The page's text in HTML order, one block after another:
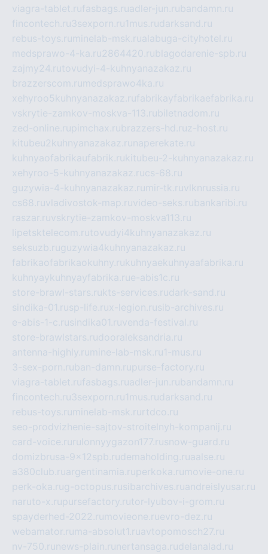
viagra-tablet.rufasbags.ruadler-jun.rubandamn.ru
fincontech.ru3sexporn.ru1mus.rudarksand.ru
rebus-toys.ru minelab-msk.rualabuga-cityhotel.ru
medsprawo-4-ka.ru2864420.rublagodarenie-spb.ru
zajmy24.rutovudyi-4-kuhnyanazakaz.ru
brazzerscom.ru medsprawo4ka.ru
xehyroo5kuhnyanazakaz.rufabrikayfabrikaefabrika.ru
vskrytie-zamkov-moskva-113.rubiletnadom.ru
zed-online.rupimchax.rubrazzers-hd.ruz-host.ru
kitubeu2kuhnyanazakaz.ru naperekate.ru
kuhnyaofabrikaufabrik.rukitubeu-2-kuhnyanazakaz.ru
xehyroo-5-kuhnyanazakaz.rucs-68.ru
guzywia-4-kuhnyanazakaz.ru mir-tk.ruvlknrussia.ru
cs68.ruvladivostok-map.ruvideo-seks.rubankaribi.ru
raszar.ruvskrytie-zamkov-moskva113.ru
lipetsktelecom.rutovudyi4kuhnyanazakaz.ru
seksuzb.ruguzywia4kuhnyanazakaz.ru
fabrikaofabrikaokuhny.rukuhnyaekuhnyaafabrika.ru
kuhnyaykuhnyayfabrika.rue-abis1c.ru
store-brawl-stars.rukts-services.rudark-sand.ru
sindika-01.rusp-life.rux-legion.rusib-archives.ru
e-abis-1-c.rusindika01.ruvenda-festival.ru
store-brawlstars.rudooraleksandria.ru
antenna-highly.ru mine-lab-msk.ru1-mus.ru
3-sex-porn.ruban-damn.rupurse-factory.ru
viagra-tablet.rufasbags.ruadler-jun.rubandamn.ru
fincontech.ru3sexporn.ru1mus.rudarksand.ru
rebus-toys.ru minelab-msk.ru rtdco.ru
seo-prodvizhenie-sajtov-stroitelnyh-kompanij.ru
card-voice.ru rulonnyygazon177.rusnow-guard.ru
domizbrusa-9x12spb.rudemaholding.ruaalse.ru
a380club.ruargentinamia.ruperkoka.ru movie-one.ru
perk-oka.rug-octopus.rusibarchives.ruandreislyusar.ru
naruto-x.rupursefactory.rutor-lyubov-i-grom.ru
spayderhed-2022.ru movieone.ruevro-dez.ru
webamator.ru ma-absolut1.ruavtopomosch27.ru
nv-750.ru news-plain.ru nertansaga.rudelanalad.ru